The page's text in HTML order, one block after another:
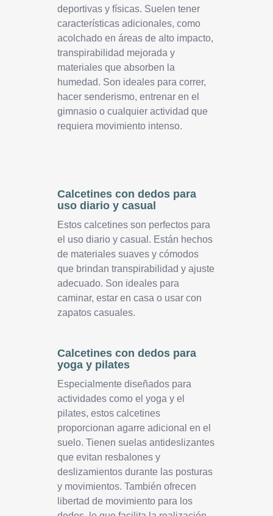
deportivas y físicas. Suelen tener
características adicionales, como
acolchado en áreas de alto impacto,
transpirabilidad mejorada y
materiales que absorben la
humedad. Son ideales para correr,
hacer senderismo, entrenar en el
gimnasio o cualquier actividad que
requiera movimiento intenso.
Calcetines con dedos para
uso diario y casual
Estos calcetines son perfectos para
el uso diario y casual. Están hechos
de materiales suaves y cómodos
que brindan transpirabilidad y ajuste
adecuado. Son ideales para
caminar, estar en casa o usar con
zapatos casuales.
Calcetines con dedos para
yoga y pilates
Especialmente diseñados para
actividades como el yoga y el
pilates, estos calcetines
proporcionan agarre adicional en el
suelo. Tienen suelas antideslizantes
que evitan resbalones y
deslizamientos durante las posturas
y movimientos. También ofrecen
libertad de movimiento para los